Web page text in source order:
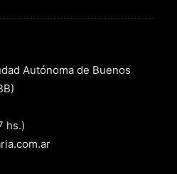
Autónoma de Buenos
hs.)